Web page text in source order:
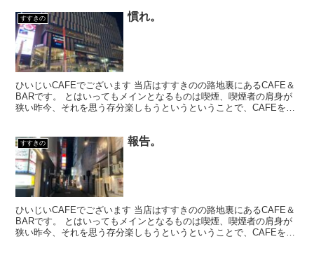
すすきの 慣れ。
ひいじいCAFEでございます 当店はすすきのの路地裏にあるCAFE＆
BARです。 とはいってもメインとなるものは喫煙、喫煙者の肩身が
狭い昨今、それを思う存分楽しもうというということで、CAFEを名
すすきの 報告。
ひいじいCAFEでございます 当店はすすきのの路地裏にあるCAFE＆
BARです。 とはいってもメインとなるものは喫煙、喫煙者の肩身が
狭い昨今、それを思う存分楽しもうというということで、CAFEを名